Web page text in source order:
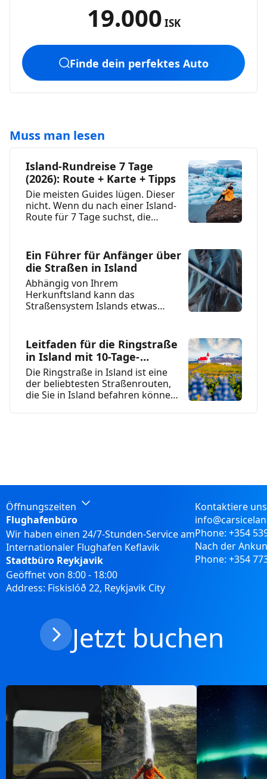
Muss man lesen
Island-Rundreise 7 Tage
(2026): Route + Karte + Tipps
Die meisten Guides lügen. Dieser
nicht. Wenn du nach einer Island-
Route für 7 Tage suchst, die
Ein Führer für Anfänger über
die Straßen in Island
Abhängig von Ihrem
Herkunftsland kann das
Straßensystem Islands etwas
Leitfaden für die Ringstraße
in Island mit 10-Tage-
Reiseroute
Die Ringstraße in Island ist eine
der beliebtesten Straßenrouten,
die Sie in Island befahren können,
19.000 ISK
Finde dein perfektes Auto
Öffnungszeiten
Flughafenbüro
Wir haben einen 24/7-Stunden-Service am
Internationaler Flughafen Keflavik
Stadtbüro Reykjavik
Geöffnet von 8:00 - 18:00
Address: Fiskislóð 22, Reykjavik City
Kontaktiere
Phone: +354
Nach der
Phone: +354
Jetzt buchen